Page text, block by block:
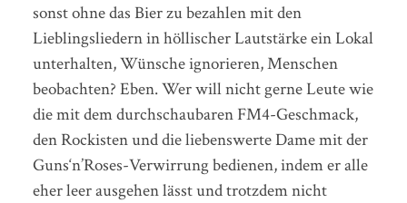
sonst ohne das Bier zu bezahlen mit den
Lieblingsliedern in höllischer Lautstärke ein Lokal
unterhalten, Wünsche ignorieren, Menschen
beobachten? Eben. Wer will nicht gerne Leute wie
die mit dem durchschaubaren FM4-Geschmack,
den Rockisten und die liebenswerte Dame mit der
Guns‘n’Roses-Verwirrung bedienen, indem er alle
eher leer ausgehen lässt und trotzdem nicht